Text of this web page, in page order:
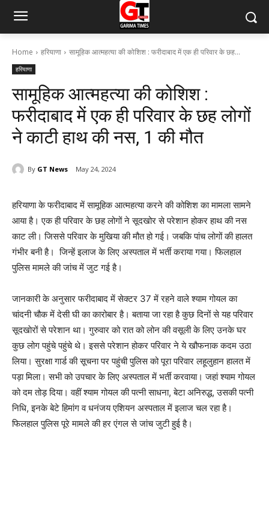
Home हरियाणा सामूहिक आत्महत्या की कोशिश : फरीदाबाद में एक ही परिवार के छह...
हरियाणा
सामूहिक आत्महत्या की कोशिश :
फरीदाबाद में एक ही परिवार के छह लोगों
ने काटी हाथ की नस, 1 की मौत
By GT News May 24, 2024
हरियाणा के फरीदाबाद में सामूहिक आत्महत्या करने की कोशिश का मामला सामने
आया है। एक ही परिवार के छह लोगों ने सूदखोर से परेशान होकर हाथ की नस
काट ली। जिससे परिवार के मुखिया की मौत हो गई। जबकि पांच लोगों की हालत
गंभीर बनी है। जिन्हें इलाज के लिए अस्पताल में भर्ती कराया गया। फिलहाल
पुलिस मामले की जांच में जुट गई है।
जानकारी के अनुसार फरीदाबाद में सेक्टर 37 में रहने वाले श्याम गोयल का
चांदनी चौक में देसी घी का कारोबार है। बताया जा रहा है कुछ दिनों से यह परिवार
सूदखाेरों से परेशान था। गुरुवार को रात को लोन की वसूली के लिए उनके घर
कुछ लोग पहुंचे पहुंचे थे। इससे परेशान होकर परिवार ने ये खौफनाक कदम उठा
लिया। सुरक्षा गार्ड की सूचना पर पहुंची पुलिस को पूरा परिवार लहूलुहान हालत में
पड़ा मिला। सभी को उपचार के लिए अस्पताल में भर्ती करवाया। जहां श्याम गोयल
को दम तोड़ दिया। वहीं श्याम गोयल की पत्नी साधना, बेटा अनिरुद्ध, उसकी पत्नी
निधि, इनके बेटे हिमांग व धनंजय एशियन अस्पताल में इलाज चल रहा है।
फिलहाल पुलिस पूरे मामले की हर एंगल से जांच जुटी हुई है।